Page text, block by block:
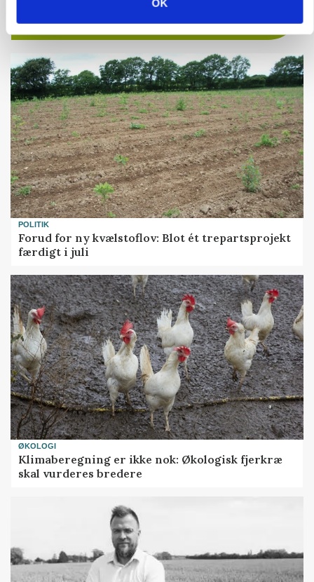
OK
POLITIK
Forud for ny kvælstoflov: Blot ét trepartsprojekt
færdigt i juli
ØKOLOGI
Klimaberegning er ikke nok: Økologisk fjerkræ
skal vurderes bredere